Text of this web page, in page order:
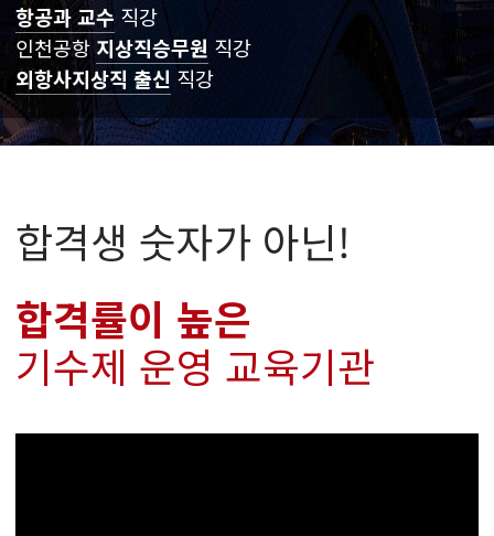
항공과 교수 직강
인천공항지상직승무원 직강
외항사지상직 출신 직강
합격생 숫자가 아닌!
합격률이 높은
기수제 운영 교육기관